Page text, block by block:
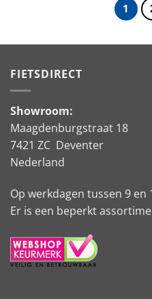
1
FIETSDIRECT
Showroom:
Maagdenburgstraat 18
7421 ZC Deventer
Nederland
Op werkdagen tussen 9 en
Er is een beperkt